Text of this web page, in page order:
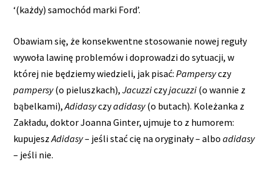
‘(każdy) samochód marki Ford’.
Obawiam się, że konsekwentne stosowanie nowej reguły
wywoła lawinę problemów i doprowadzi do sytuacji, w
której nie będziemy wiedzieli, jak pisać:Pampersyczy
pampersy(o pieluszkach), Jacuzziczyjacuzzi (o wannie z
bąbelkami),Adidasyczyadidasy(o butach). Koleżanka z
Zakładu, doktor Joanna Ginter, ujmuje to z humorem:
kupujeszAdidasy– jeśli stać cię na oryginały – alboadidasy
– jeśli nie.